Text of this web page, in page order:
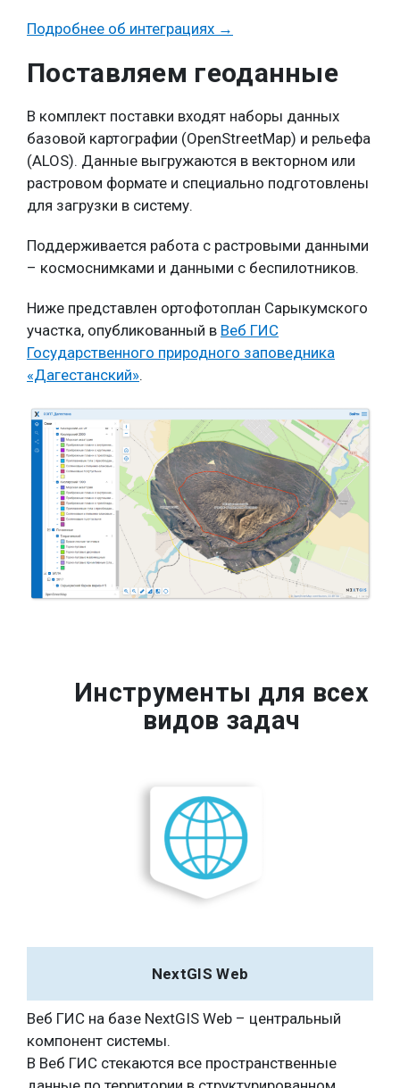
Подробнее об интеграциях →
Поставляем геоданные
В комплект поставки входят наборы данных
базовой картографии (OpenStreetMap) и рельефа
(ALOS). Данные выгружаются в векторном или
растровом формате и специально подготовлены
для загрузки в систему.
Поддерживается работа с растровыми данными
– космоснимками и данными с беспилотников.
Ниже представлен ортофотоплан Сарыкумского
участка, опубликованный в Веб ГИС
Государственного природного заповедника
«Дагестанский».
Инструменты для всех
видов задач
NextGIS Web
Веб ГИС на базе NextGIS Web – центральный
компонент системы.
В Веб ГИС стекаются все пространственные